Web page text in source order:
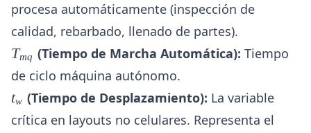
procesa automáticamente (inspección de
calidad, rebarbado, llenado de partes).
T_{mq}
Tmq (Tiempo de Marcha Automática): Tiempo
de ciclo máquina autónomo.
t_w
tw (Tiempo de Desplazamiento): La variable
crítica en layouts no celulares. Representa el